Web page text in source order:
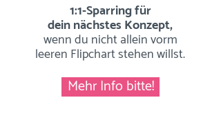
1:1-Sparring für
dein nächstes Konzept,
wenn du nicht allein vorm
leeren Flipchart stehen willst.
Mehr Info bitte!